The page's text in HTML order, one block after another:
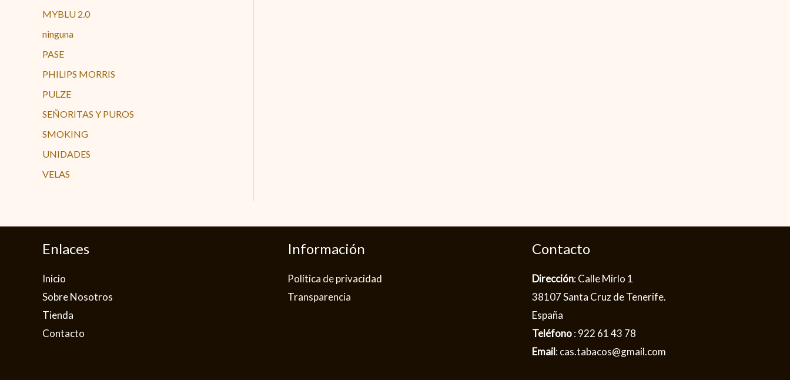
MYBLU 2.0
ninguna
PASE
PHILIPS MORRIS
PULZE
SEÑORITAS Y PUROS
SMOKING
UNIDADES
VELAS
Enlaces
Inicio
Sobre Nosotros
Tienda
Contacto
Información
Política de privacidad​
Transparencia
Contacto
Dirección: Calle Mirlo 1
38107 Santa Cruz de Tenerife.
España
Teléfono: 922 61 43 78
Email: cas.tabacos@gmail.com